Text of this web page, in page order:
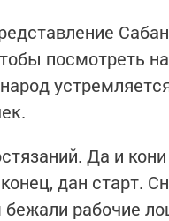
посмотреть
Да и
дан старт.
рабочие